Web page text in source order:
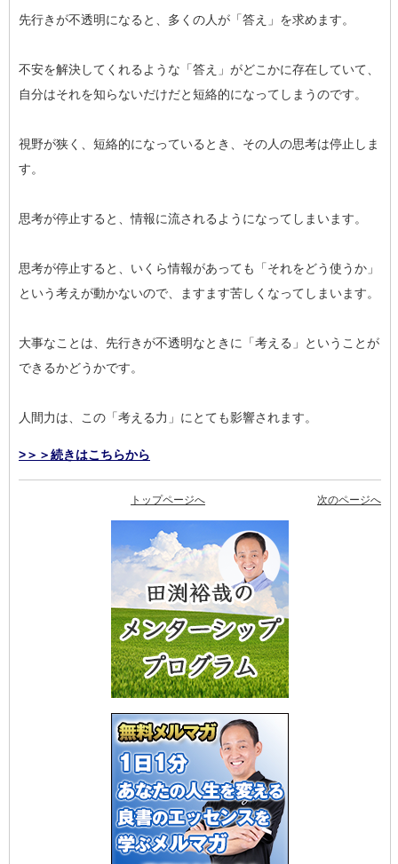
先行きが不透明になると、多くの人が「答え」を求めます。
不安を解決してくれるような「答え」がどこかに存在していて、
自分はそれを知らないだけだと短絡的になってしまうのです。
視野が狭く、短絡的になっているとき、その人の思考は停止しま
す。
思考が停止すると、情報に流されるようになってしまいます。
思考が停止すると、いくら情報があっても「それをどう使うか」
という考えが動かないので、ますます苦しくなってしまいます。
大事なことは、先行きが不透明なときに「考える」ということが
できるかどうかです。
人間力は、この「考える力」にとても影響されます。
>＞＞続きはこちらから
次のページへ
トップページへ